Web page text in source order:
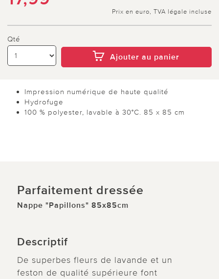
Prix en euro, TVA légale incluse
Qté
Ajouter au panier
Impression numérique de haute qualité
Hydrofuge
100 % polyester, lavable à 30°C. 85 x 85 cm
Parfaitement dressée
Nappe "Papillons" 85x85cm
Descriptif
De superbes fleurs de lavande et un
feston de qualité supérieure font